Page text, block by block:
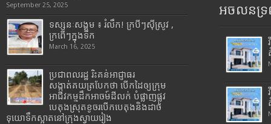
September 25, 2025
ទស្សនៈសង្គម ៖ រំលឹក! ក្របីៗស៊ីស្រូវ ,
ក្រពើៗក្នុងទឹក
March 16, 2025
ប្រជាពលរដ្ឋ រិះគន់អាជ្ញាធរ
សង្កាត់គយត្របែកថា បើកដៃឲ្យក្រុម
អាជីវកម្មដឹកអាចម៍ដីលក់ បំផ្លាញផ្លូវ
បេតុងស្រុតខូចរបើកបេតុងនិងដាច់
ទុយោទឹកស្អាតនៅក្រុងស្វាយរៀង
អចលនទ្រ